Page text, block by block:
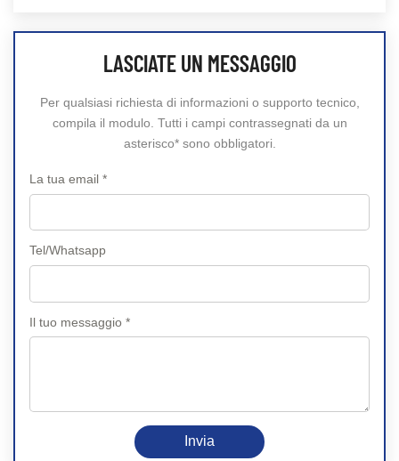
LASCIATE UN MESSAGGIO
Per qualsiasi richiesta di informazioni o supporto tecnico,
compila il modulo. Tutti i campi contrassegnati da un
asterisco* sono obbligatori.
La tua email *
Tel/Whatsapp
Il tuo messaggio *
Invia